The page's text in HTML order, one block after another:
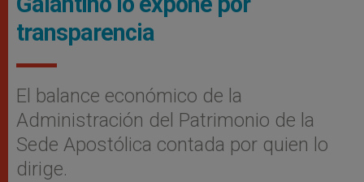
transparencia
El balance económico de la
Administración del Patrimonio de la
Sede Apostólica contada por quien lo
dirige.